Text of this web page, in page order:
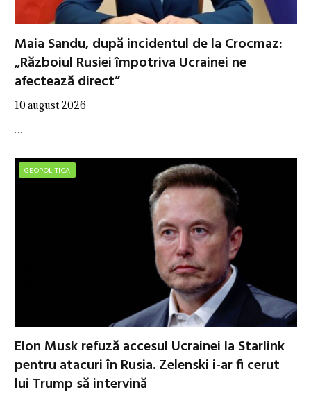
Maia Sandu, după incidentul de la Crocmaz:
„Războiul Rusiei împotriva Ucrainei ne
afectează direct”
10 august 2026
…
GEOPOLITICA
Elon Musk refuză accesul Ucrainei la Starlink
pentru atacuri în Rusia. Zelenski i-ar fi cerut
lui Trump să intervină